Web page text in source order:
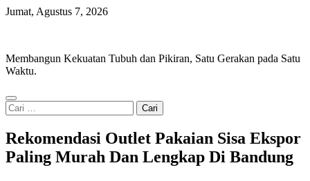
Skip
Jumat, Agustus 7, 2026
Membangun Kekuatan Tubuh dan Pikiran, Satu Gerakan pada Satu
Waktu.
Cari
untuk:
Rekomendasi Outlet Pakaian Sisa Ekspor
Paling Murah Dan Lengkap Di Bandung